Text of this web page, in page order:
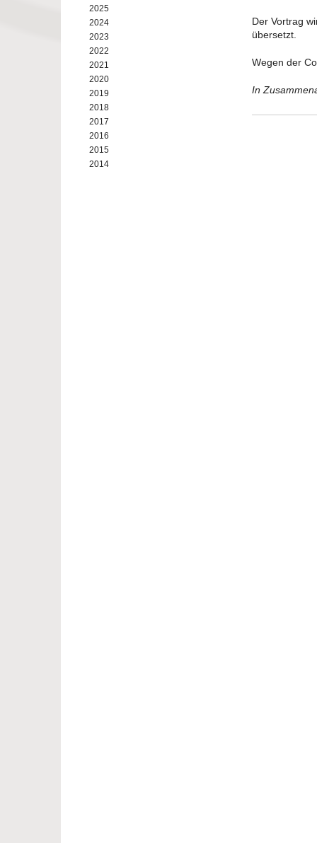
2025
2024
2023
2022
2021
2020
2019
2018
2017
2016
2015
2014
Der Vortrag
übersetzt.
Wegen der
In